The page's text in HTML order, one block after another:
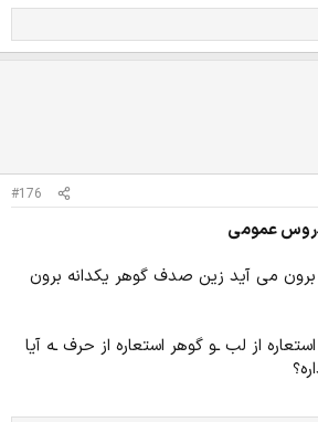
#176
عمومی
می آید زین صدف گوهر یکدانه برون
از لب ـو گوهر استعاره از حرف ـه آیا